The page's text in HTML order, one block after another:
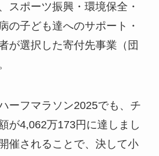
スポーツ振興・環境保全・
の子ども達へのサポート・
が選択した寄付先事業（団
ーフマラソン2025でも、チ
が4,062万173円に達しまし
催されることで、決して小